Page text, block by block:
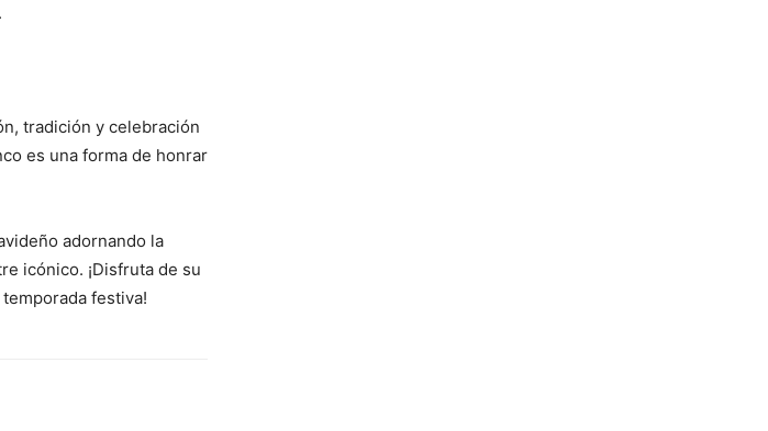
tradición y celebración
es una forma de honrar
adornando la
icónico. ¡Disfruta de su
festiva!